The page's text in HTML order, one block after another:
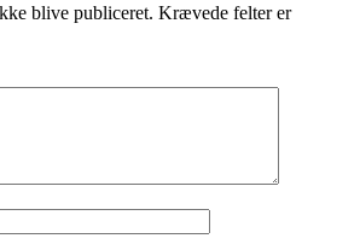
blive publiceret. Krævede felter er